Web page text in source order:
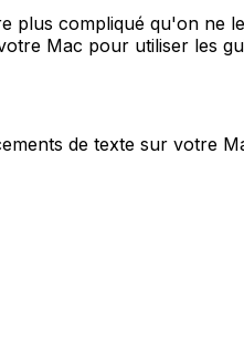
compliqué qu'on ne
Mac pour utiliser les
de texte sur votre